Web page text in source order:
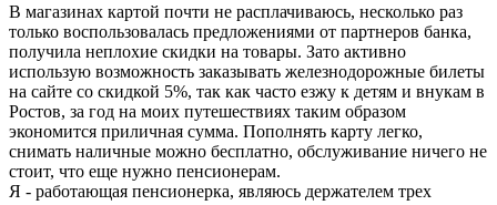
В магазинах картой почти не расплачиваюсь, несколько раз
только воспользовалась предложениями от партнеров банка,
получила неплохие скидки на товары. Зато активно
использую возможность заказывать железнодорожные билеты
на сайте со скидкой 5%, так как часто езжу к детям и внукам в
Ростов, за год на моих путешествиях таким образом
экономится приличная сумма. Пополнять карту легко,
снимать наличные можно бесплатно, обслуживание ничего не
стоит, что еще нужно пенсионерам.
Я - работающая пенсионерка, являюсь держателем трех